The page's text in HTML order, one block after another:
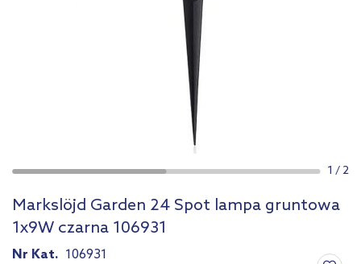
1 /2
Markslöjd Garden 24 Spot lampa gruntowa
1x9W czarna 106931
Nr Kat. 106931